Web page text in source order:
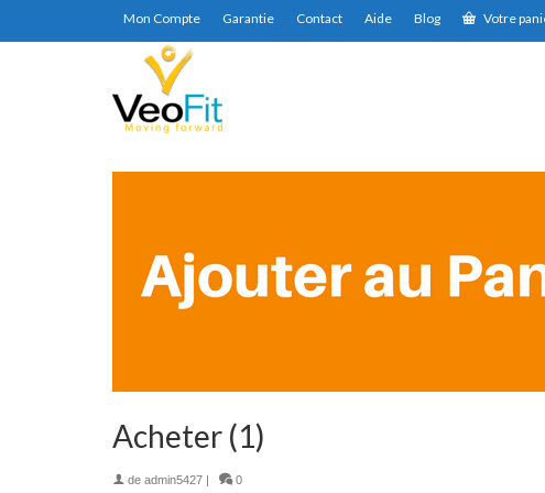
Mon Compte Garantie Contact Aide Blog Votre
Acheter (1)
de admin5427 | 0